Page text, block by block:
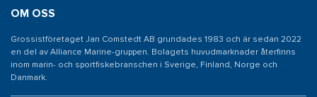
OM OSS
Grossistföretaget Jan Comstedt AB grundades 1983 och är sedan 2022
en del av Alliance Marine-gruppen. Bolagets huvudmarknader återfinns
inom marin- och sportfiskebranschen i Sverige, Finland, Norge och
Danmark.